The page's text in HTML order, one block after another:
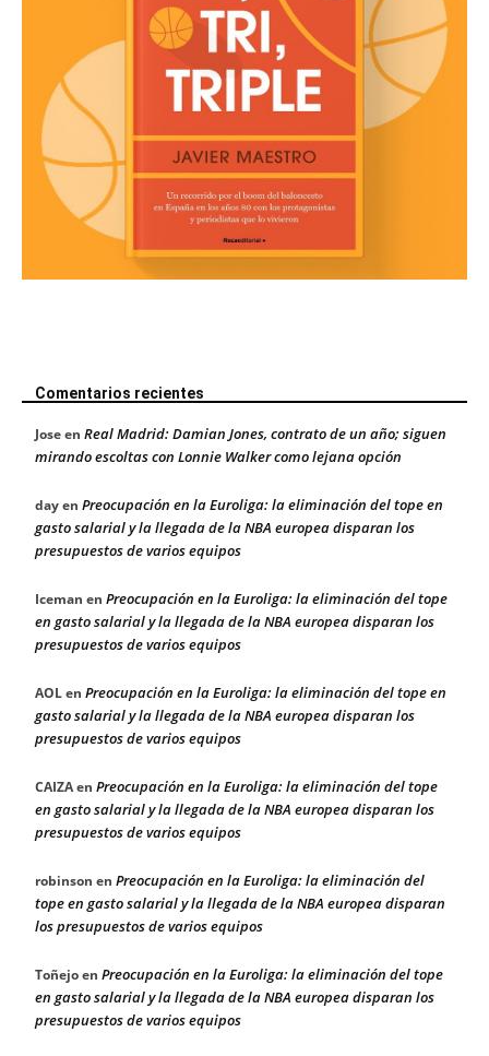
Comentarios recientes
Joseen Real Madrid: Damian Jones, contrato de un año; siguen
mirando escoltas con Lonnie Walker como lejana opción
dayen Preocupación en la Euroliga: la eliminación del tope en
gasto salarial y la llegada de la NBA europea disparan los
presupuestos de varios equipos
Iceman en Preocupación en la Euroliga: la eliminación del tope
en gasto salarial y la llegada de la NBA europea disparan los
presupuestos de varios equipos
AOLen Preocupación en la Euroliga: la eliminación del tope en
gasto salarial y la llegada de la NBA europea disparan los
presupuestos de varios equipos
CAIZAen Preocupación en la Euroliga: la eliminación del tope
en gasto salarial y la llegada de la NBA europea disparan los
presupuestos de varios equipos
robinson en Preocupación en la Euroliga: la eliminación del
tope en gasto salarial y la llegada de la NBA europea disparan
los presupuestos de varios equipos
Toñejoen Preocupación en la Euroliga: la eliminación del tope
en gasto salarial y la llegada de la NBA europea disparan los
presupuestos de varios equipos